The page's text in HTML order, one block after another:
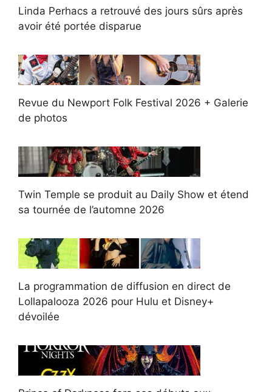
Linda Perhacs a retrouvé des jours sûrs après
avoir été portée disparue
Revue du Newport Folk Festival 2026 + Galerie
de photos
Twin Temple se produit au Daily Show et étend
sa tournée de l’automne 2026
La programmation de diffusion en direct de
Lollapalooza 2026 pour Hulu et Disney+
dévoilée